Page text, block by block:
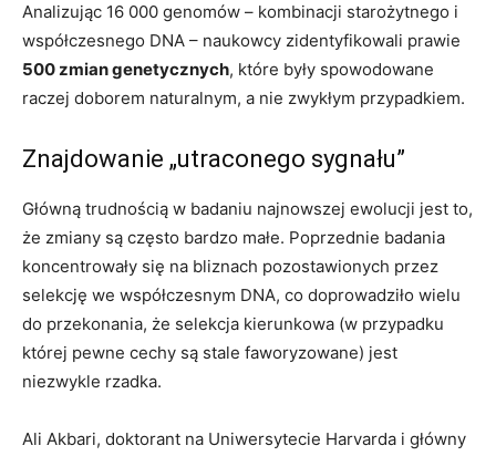
Analizując 16 000 genomów – kombinacji starożytnego i
współczesnego DNA – naukowcy zidentyfikowali prawie
500 zmian genetycznych, które były spowodowane
raczej doborem naturalnym, a nie zwykłym przypadkiem.
Znajdowanie „utraconego sygnału”
Główną trudnością w badaniu najnowszej ewolucji jest to,
że zmiany są często bardzo małe. Poprzednie badania
koncentrowały się na bliznach pozostawionych przez
selekcję we współczesnym DNA, co doprowadziło wielu
do przekonania, że ​​selekcja kierunkowa (w przypadku
której pewne cechy są stale faworyzowane) jest
niezwykle rzadka.
Ali Akbari, doktorant na Uniwersytecie Harvarda i główny